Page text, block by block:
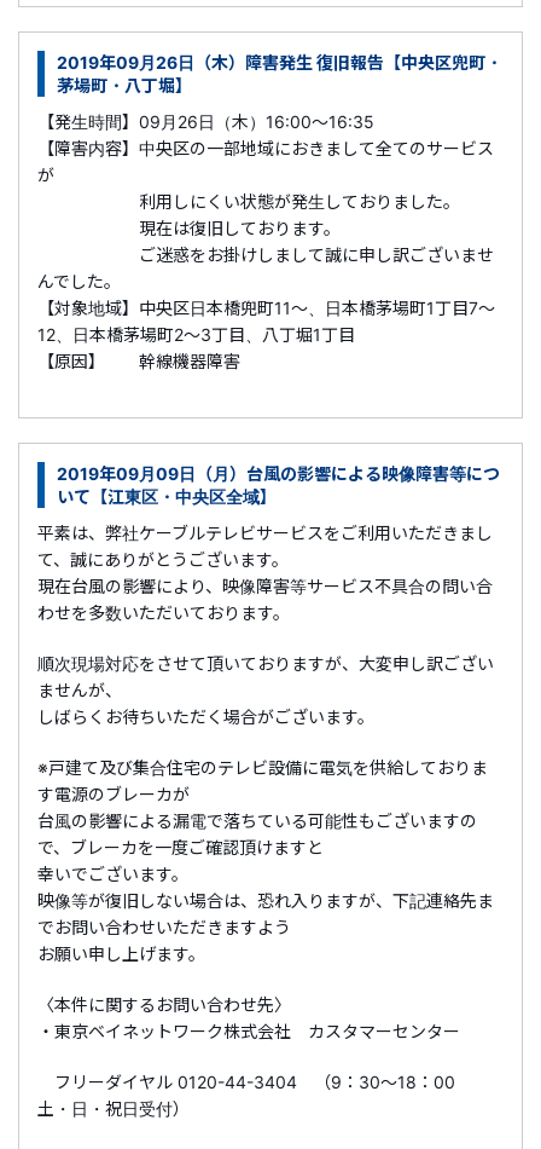
2019年09月26日（木）障害発生 復旧報告【中央区兜町・
茅場町・八丁堀】
【発生時間】09月26日（木）16:00～16:35
【障害内容】中央区の一部地域におきまして全てのサービス
が
利用しにくい状態が発生しておりました。
現在は復旧しております。
ご迷惑をお掛けしまして誠に申し訳ございませ
んでした。
【対象地域】中央区日本橋兜町11～、日本橋茅場町1丁目7～
12、日本橋茅場町2～3丁目、八丁堀1丁目
【原因】 幹線機器障害
2019年09月09日（月）台風の影響による映像障害等につ
いて【江東区・中央区全域】
平素は、弊社ケーブルテレビサービスをご利用いただきまし
て、誠にありがとうございます。
現在台風の影響により、映像障害等サービス不具合の問い合
わせを多数いただいております。
順次現場対応をさせて頂いておりますが、大変申し訳ござい
ませんが、
しばらくお待ちいただく場合がございます。
※戸建て及び集合住宅のテレビ設備に電気を供給しておりま
す電源のブレーカが
台風の影響による漏電で落ちている可能性もございますの
で、ブレーカを一度ご確認頂けますと
幸いでございます。
映像等が復旧しない場合は、恐れ入りますが、下記連絡先ま
でお問い合わせいただきますよう
お願い申し上げます。
〈本件に関するお問い合わせ先〉
・東京ベイネットワーク株式会社 カスタマーセンター
フリーダイヤル 0120-44-3404 （9：30～18：00
土・日・祝日受付）